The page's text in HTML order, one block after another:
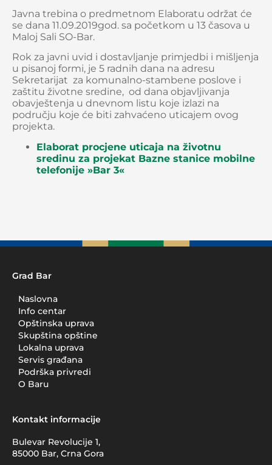
Javna trebina o predmetnom Elaboratu održat će
se dana 11.09.2019god. sa početkom u 13 časova u
Maloj Sali SO-Bar.
Rok za javni uvid i dostavljanje primjedbi i mišljenja
u pisanoj formi, je 5 radnih dana na adresu
Sekretarijat za komunalno-stambene poslove i
zaštitu životne sredine, od dana objavljivanja
obavještenja u dnevnom listu koje izlazi na
području koje će biti zahvaćeno uticajem ovog
projekta.
Elaborat procjene uticaja na životnu
sredinu za projekat Bazne stanice mobilne
telefonije »Bar 3«
Grad Bar
Naslovna
Info centar
Opštinska uprava
Skupština opštine
Lokalna uprava
Servis građana
Podrška privredi
O Baru
Kontakt informacije
Bulevar Revolucije 1,
85000 Bar, Crna Gora